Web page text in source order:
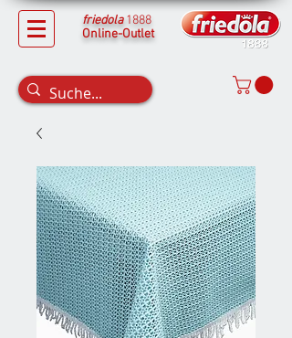
friedola 1888
Online-Outlet